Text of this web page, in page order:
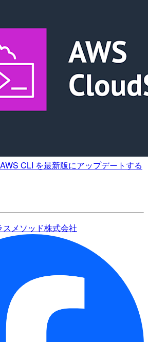
CLI を最新版にアップデートする
スメソッド株式会社